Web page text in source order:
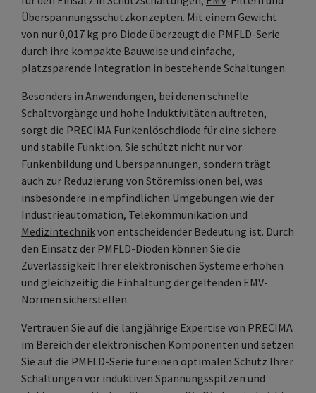
Überspannungsschutzkonzepten. Mit einem Gewicht
von nur 0,017 kg pro Diode überzeugt die PMFLD-Serie
durch ihre kompakte Bauweise und einfache,
platzsparende Integration in bestehende Schaltungen.
Besonders in Anwendungen, bei denen schnelle
Schaltvorgänge und hohe Induktivitäten auftreten,
sorgt die PRECIMA Funkenlöschdiode für eine sichere
und stabile Funktion. Sie schützt nicht nur vor
Funkenbildung und Überspannungen, sondern trägt
auch zur Reduzierung von Störemissionen bei, was
insbesondere in empfindlichen Umgebungen wie der
Industrieautomation, Telekommunikation und
Medizintechnikvon entscheidender Bedeutung ist. Durch
den Einsatz der PMFLD-Dioden können Sie die
Zuverlässigkeit Ihrer elektronischen Systeme erhöhen
und gleichzeitig die Einhaltung der geltenden EMV-
Normen sicherstellen.
Vertrauen Sie auf die langjährige Expertise von PRECIMA
im Bereich der elektronischen Komponenten und setzen
Sie auf die PMFLD-Serie für einen optimalen Schutz Ihrer
Schaltungen vor induktiven Spannungsspitzen und